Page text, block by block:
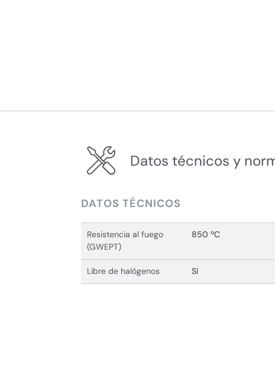
Datos técnicos y
DATOS TÉCNICOS
Resistencia al fuego
(GWEPT)
850 ºC
Libre de halógenos Sí